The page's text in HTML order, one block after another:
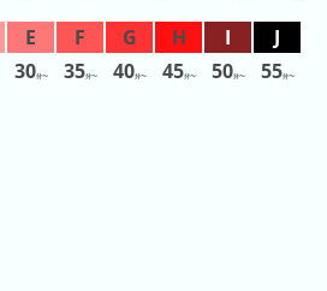
30分〜 35分〜 40分〜 45分〜 50分〜 55分〜